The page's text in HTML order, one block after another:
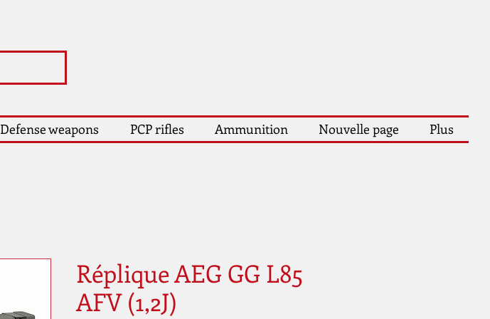
Defense weapons PCP rifles Ammunition Nouvelle page Plus
Réplique AEG GG L85
AFV (1,2J)